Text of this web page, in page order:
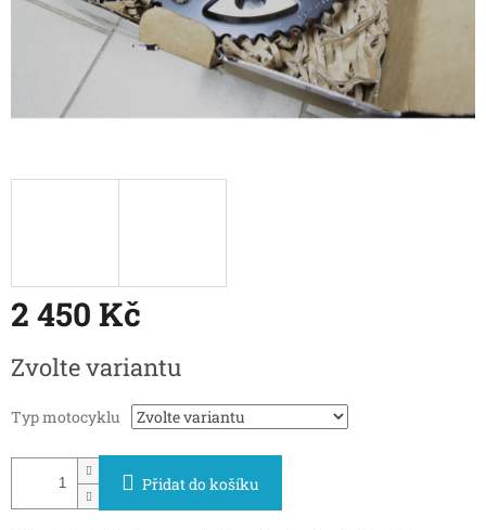
2 450 Kč
cena:
Zvolte variantu
Typ motocyklu
Přidat do košíku